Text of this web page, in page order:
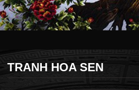
TRANH HOA SEN